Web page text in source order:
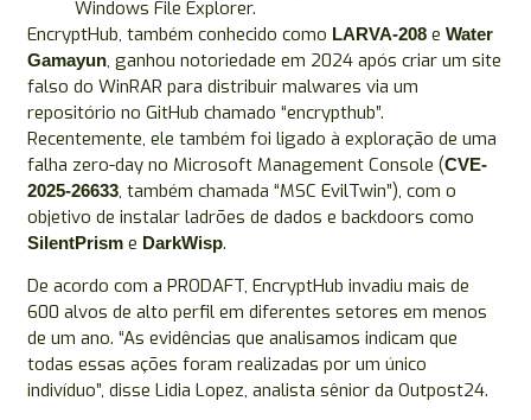
Windows File Explorer.
EncryptHub, também conhecido como LARVA-208 eWater
Gamayun, ganhou notoriedade em 2024 após criar um site
falso do WinRAR para distribuir malwares via um
repositório no GitHub chamado “encrypthub”.
Recentemente, ele também foi ligado à exploração de uma
falha zero-day no Microsoft Management Console (CVE-
2025-26633, também chamada “MSC EvilTwin”), com o
objetivo de instalar ladrões de dados e backdoors como
SilentPrism e DarkWisp.
De acordo com a PRODAFT, EncryptHub invadiu mais de
600 alvos de alto perfil em diferentes setores em menos
de um ano. “As evidências que analisamos indicam que
todas essas ações foram realizadas por um único
indivíduo”, disse Lidia Lopez, analista sênior da Outpost24.